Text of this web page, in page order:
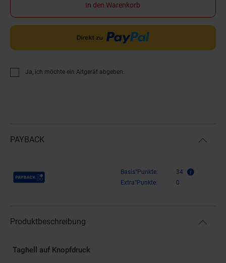
In den Warenkorb
Ja, ich möchte ein Altgerät abgeben.
PAYBACK
Payback Punkte Basis°Punkte:
34
Extra°Punkte:
0
Produktbeschreibung
Taghell auf Knopfdruck